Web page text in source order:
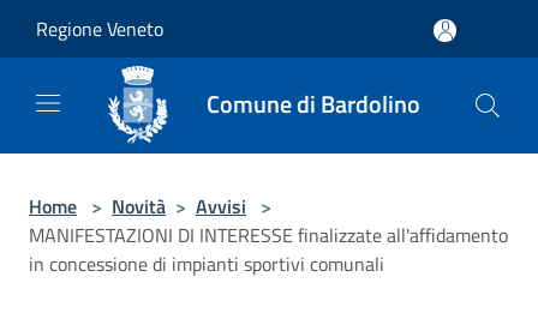
Regione Veneto
Comune di Bardolino
Home > Novità > Avvisi >
MANIFESTAZIONI DI INTERESSE finalizzate all'affidamento
in concessione di impianti sportivi comunali